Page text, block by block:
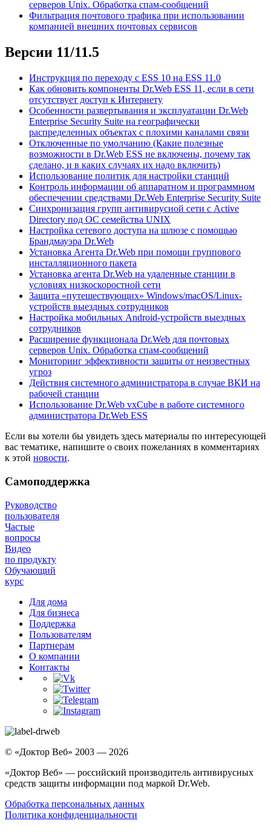
серверов Unix. Обработка спам-сообщений
Фильтрация почтового трафика при использовании
компанией внешних почтовых сервисов
Версии 11/11.5
Инструкция по переходу с ESS 10 на ESS 11.0
Как обновить компоненты Dr.Web ESS 11, если в сети
отсутствует доступ к Интернету
Особенности развертывания и эксплуатации Dr.Web
Enterprise Security Suite на географически
распределенных объектах с плохими каналами связи
Отключенные по умолчанию (Какие полезные
возможности в Dr.Web ESS не включены, почему так
сделано, и в каких случаях их надо включить)
Использование политик для настройки станций
Контроль информации об аппаратном и программном
обеспечении средствами Dr.Web Enterprise Security Suite
Синхронизация групп антивирусной сети с Active
Directory под ОС семейства UNIX
Настройка сетевого доступа на шлюзе с помощью
Брандмауэра Dr.Web
Установка Агента Dr.Web при помощи группового
инсталляционного пакета
Установка агента Dr.Web на удаленные станции в
условиях низкоскоростной сети
Защита «путешествующих» Windows/macOS/Linux-
устройств выездных сотрудников
Настройка мобильных Android-устройств выездных
сотрудников
Расширение функционала Dr.Web для почтовых
серверов Unix. Обработка спам-сообщений
Мониторинг эффективности защиты от неизвестных
угроз
Действия системного администратора в случае ВКИ на
рабочей станции
Использование Dr.Web vxCube в работе системного
администратора Dr.Web ESS
Если вы хотели бы увидеть здесь материалы по интересующей
вас тематике, напишите о своих пожеланиях в комментариях
к этой новости.
Самоподдержка
Руководство
пользователя
Частые
вопросы
Видео
по продукту
Обучающий
курс
Для дома
Для бизнеса
Поддержка
Пользователям
Партнерам
О компании
Контакты
© «Доктор Веб» 2003 — 2026
«Доктор Веб» — российский производитель антивирусных
средств защиты информации под маркой Dr.Web.
Обработка персональных данных
Политика конфиденциальности